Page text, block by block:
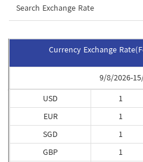
Search Exchange Rate
Currency Exchange
9/8/2026-
USD
EUR
SGD
GBP
1
1
1
1